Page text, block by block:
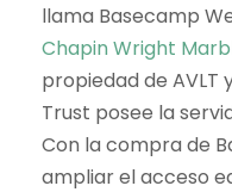
llama Basecamp
Chapin Wright
propiedad de AVLT
Trust posee la
Con la compra de
ampliar el acceso